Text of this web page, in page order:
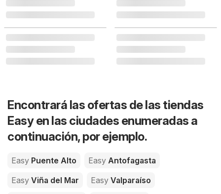
Encontrará las ofertas de las tiendas
Easy en las ciudades enumeradas a
continuación, por ejemplo.
Easy Puente Alto Easy Antofagasta
Easy Viña del Mar Easy Valparaíso